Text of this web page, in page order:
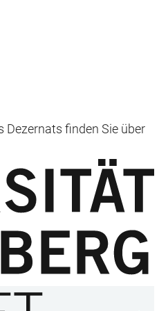
Dezernats finden Sie über